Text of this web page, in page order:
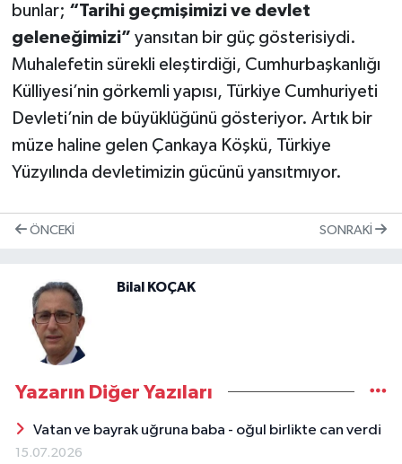
bunlar; “Tarihi geçmişimizi ve devlet
geleneğimizi” yansıtan bir güç gösterisiydi.
Muhalefetin sürekli eleştirdiği, Cumhurbaşkanlığı
Külliyesi’nin görkemli yapısı, Türkiye Cumhuriyeti
Devleti’nin de büyüklüğünü gösteriyor. Artık bir
müze haline gelen Çankaya Köşkü, Türkiye
Yüzyılında devletimizin gücünü yansıtmıyor.
ÖNCEKI SONRAKI
Bilal KOÇAK
Yazarın Diğer Yazıları
Vatan ve bayrak uğruna baba - oğul birlikte can verdi
15.07.2026